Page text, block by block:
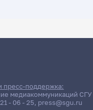
Ливат
пресс-поддержка:
медиакоммуникаций СГУ
- 06 - 25, press@sgu.ru